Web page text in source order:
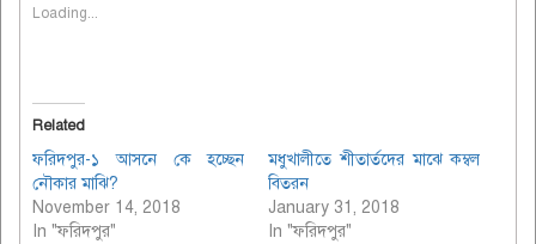
Loading...
Related
ফরিদপুর-১ আসনে কে হচ্ছেন
নৌকার মাঝি?
November 14, 2018
In "ফরিদপুর"
মধুখালীতে শীতার্তদের মাঝে কম্বল
বিতরন
January 31, 2018
In "ফরিদপুর"